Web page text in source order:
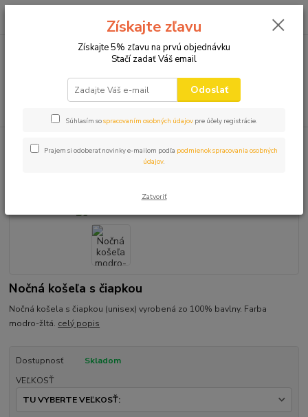
0,00 EUR
Nočná košeľa modro-žltá Traktor
Nočná košeľa s čiapkou
Nočná košela s čiapkou (unisex) vyrobená zo 100% bavlny. Farba
modro-žltá. celý popis
Dostupnosť
Skladom
VEĽKOSŤ
Získajte zľavu
Získajte 5% zľavu na prvú objednávku
Stačí zadať Váš email
Odoslať
Súhlasím sospracovaním osobných údajov pre účely registrácie.
Prajem si odoberať novinky e-mailom podľa podmienok spracovania osobných
údajov.
Zatvoriť